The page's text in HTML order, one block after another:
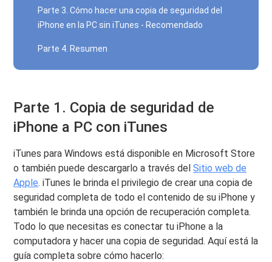
Parte 3. Cómo hacer una copia de seguridad del
iPhone en la PC sin iTunes - Recomendado
Parte 4. Resumen
Parte 1. Copia de seguridad de
iPhone a PC con iTunes
iTunes para Windows está disponible en Microsoft Store
o también puede descargarlo a través delSitio web de
Apple. iTunes le brinda el privilegio de crear una copia de
seguridad completa de todo el contenido de su iPhone y
también le brinda una opción de recuperación completa.
Todo lo que necesitas es conectar tu iPhone a la
computadora y hacer una copia de seguridad. Aquí está la
guía completa sobre cómo hacerlo: